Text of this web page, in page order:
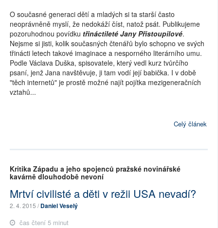
O současné generaci dětí a mladých si ta starší často
neoprávněně myslí, že nedokáží číst, natož psát. Publikujeme
pozoruhodnou povídku třináctileté Jany Přistoupilové.
Nejsme si jisti, kolik současných čtenářů bylo schopno ve svých
třinácti letech takové imaginace a nesporného literárního umu.
Podle Václava Duška, spisovatele, který vedl kurz tvůrčího
psaní, jenž Jana navštěvuje, ji tam vodí její babička. I v době
"těch internetů" je prostě možné najít pojítka mezigeneračních
vztahů...
Celý článek
Kritika Západu a jeho spojenců pražské novinářské
kavárně dlouhodobě nevoní
Mrtví civilisté a děti v režii USA nevadí?
2. 4. 2015 /Daniel Veselý
čas čtení 5 minut